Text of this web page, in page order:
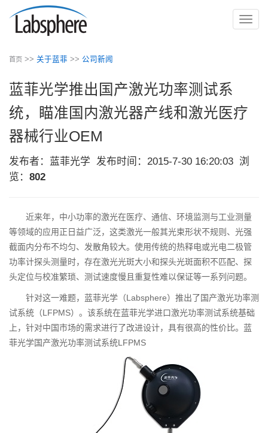
切
首页 >> 关于蓝菲 >> 公司新闻
蓝菲光学推出国产激光功率测试系
统，瞄准国内激光器产线和激光医疗
器械行业OEM
发布者：蓝菲光学 发布时间：2015-7-30 16:20:03 浏
览： 802
近来年，中小功率的激光在医疗、通信、环境监测与工业测量
等领域的应用正日益广泛，这类激光一般其光束形状不规则、光强
截面内分布不均匀、发散角较大。使用传统的热释电或光电二极管
功率计探头测量时，存在激光光斑大小和探头光斑面积不匹配、探
头定位与校准繁琐、测试速度慢且重复性难以保证等一系列问题。
针对这一难题，蓝菲光学（Labsphere）推出了国产激光功率测
试系统（LFPMS）。该系统在蓝菲光学进口激光功率测试系统基础
上，针对中国市场的需求进行了改进设计，具有很高的性价比。蓝
菲光学国产激光功率测试系统LFPMS